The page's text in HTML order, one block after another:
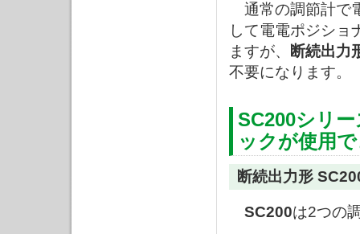
通常の調節計で
して電電ポジショ
ますが、
断続出力
不要になります。
SC200シリ
ックが使用
断続出力形
SC200は2つの